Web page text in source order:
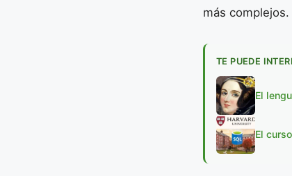
más complejos.
TE PUEDE
El
El